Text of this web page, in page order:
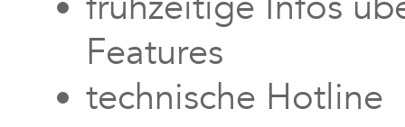
Features
technische Hotline